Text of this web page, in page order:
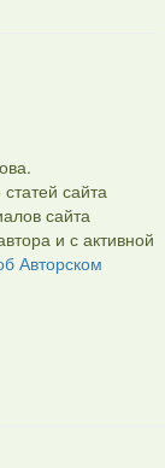
сайта
сайта
и с активной
Авторском